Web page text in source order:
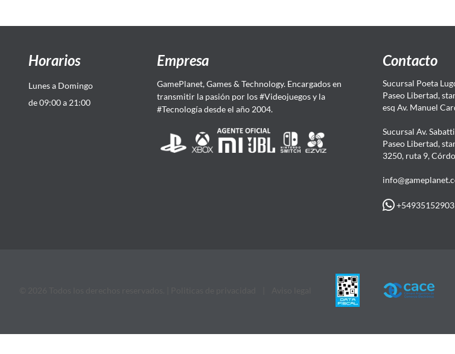
Horarios
Lunes a Domingo
de 09:00 a 21:00
Empresa
GamePlanet, Games & Technology. Encargados en
transmitir la pasión por los #Videojuegos y la
#Tecnología desde el año 2004.
Contacto
Sucursal Poeta
Paseo Libertad,
esq Av. Manuel
Sucursal Av.
Paseo Libertad,
3250, ruta 9,